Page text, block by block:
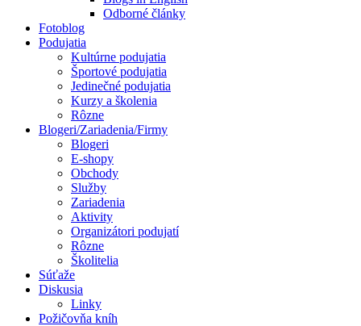
Odborné články
Fotoblog
Podujatia
Kultúrne podujatia
Športové podujatia
Jedinečné podujatia
Kurzy a školenia
Rôzne
Blogeri/Zariadenia/Firmy
Blogeri
E-shopy
Obchody
Služby
Zariadenia
Aktivity
Organizátori podujatí
Rôzne
Školitelia
Súťaže
Diskusia
Linky
Požičovňa kníh